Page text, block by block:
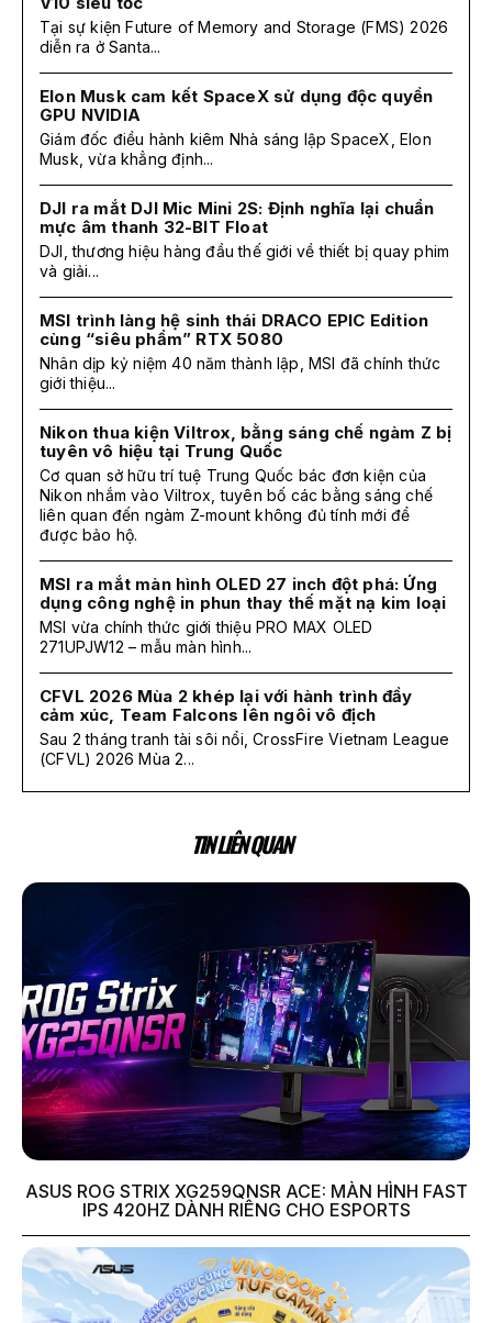
Tại sự kiện Future of Memory and Storage (FMS) 2026
diễn ra ở Santa...
Elon Musk cam kết SpaceX sử dụng độc quyền
GPU NVIDIA
Giám đốc điều hành kiêm Nhà sáng lập SpaceX, Elon
Musk, vừa khẳng định...
DJI ra mắt DJI Mic Mini 2S: Định nghĩa lại chuẩn
mực âm thanh 32-BIT Float
DJI, thương hiệu hàng đầu thế giới về thiết bị quay phim
và giải...
MSI trình làng hệ sinh thái DRACO EPIC Edition
cùng “siêu phẩm” RTX 5080
Nhân dịp kỷ niệm 40 năm thành lập, MSI đã chính thức
giới thiệu...
Nikon thua kiện Viltrox, bằng sáng chế ngàm Z bị
tuyên vô hiệu tại Trung Quốc
Cơ quan sở hữu trí tuệ Trung Quốc bác đơn kiện của
Nikon nhắm vào Viltrox, tuyên bố các bằng sáng chế
liên quan đến ngàm Z-mount không đủ tính mới để
được bảo hộ.
MSI ra mắt màn hình OLED 27 inch đột phá: Ứng
dụng công nghệ in phun thay thế mặt nạ kim loại
MSI vừa chính thức giới thiệu PRO MAX OLED
271UPJW12 – mẫu màn hình...
CFVL 2026 Mùa 2 khép lại với hành trình đầy
cảm xúc, Team Falcons lên ngôi vô địch
Sau 2 tháng tranh tài sôi nổi, CrossFire Vietnam League
(CFVL) 2026 Mùa 2...
TIN LIÊN QUAN
ASUS ROG STRIX XG259QNSR ACE: MÀN HÌNH FAST
IPS 420HZ DÀNH RIÊNG CHO ESPORTS